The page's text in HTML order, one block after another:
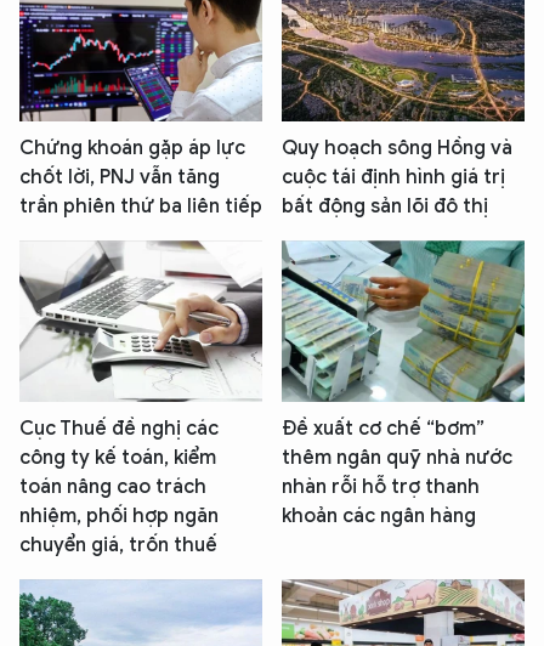
Chứng khoán gặp áp lực
chốt lời, PNJ vẫn tăng
trần phiên thứ ba liên tiếp
Quy hoạch sông Hồng và
cuộc tái định hình giá trị
bất động sản lõi đô thị
Cục Thuế đề nghị các
công ty kế toán, kiểm
toán nâng cao trách
nhiệm, phối hợp ngăn
chuyển giá, trốn thuế
Đề xuất cơ chế “bơm”
thêm ngân quỹ nhà nước
nhàn rỗi hỗ trợ thanh
khoản các ngân hàng